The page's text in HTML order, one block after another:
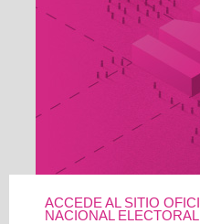
ACCEDE AL SITIO
NACIONAL ELECTORAL